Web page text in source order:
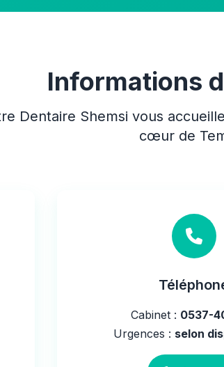
Informations
Dentaire Shemsi vous
cœur de
Cabinet : 0537-
Urgences : selon